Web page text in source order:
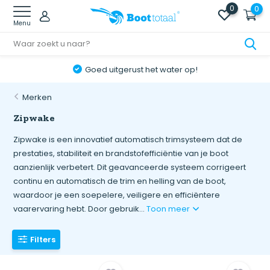
Menu
0 0
Online retourneren: snel & eenvoudig!
Merken
Zipwake
Zipwake is een innovatief automatisch trimsysteem dat de
prestaties, stabiliteit en brandstofefficiëntie van je boot
aanzienlijk verbetert. Dit geavanceerde systeem corrigeert
continu en automatisch de trim en helling van de boot,
waardoor je een soepelere, veiligere en efficiëntere
vaarervaring hebt. Door gebruik...Toon meer
Filters